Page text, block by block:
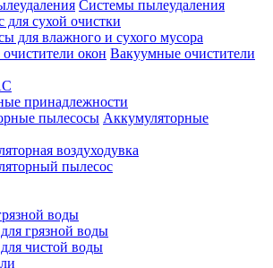
Системы пылеудаления
для сухой очистки
для влажного и сухого мусора
Вакуумные очистители
принадлежности
Аккумуляторные
воздуходувка
пылесос
воды
грязной воды
чистой воды